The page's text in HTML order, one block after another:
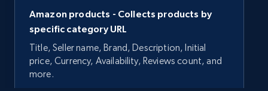
Amazon products - Collects products by
specific category URL
Title, Seller name, Brand, Description, Initial
price, Currency, Availability, Reviews count, and
more.